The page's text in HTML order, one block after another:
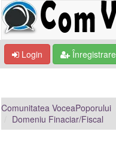
Login Înregistrare
Comunitatea VoceaPoporului
Domeniu Finaciar/Fiscal